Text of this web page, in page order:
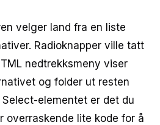
velger land fra en liste
Radioknapper ville tatt
nedtrekksmeny viser
og folder ut resten
Select-elementet er det du
overraskende lite kode for å